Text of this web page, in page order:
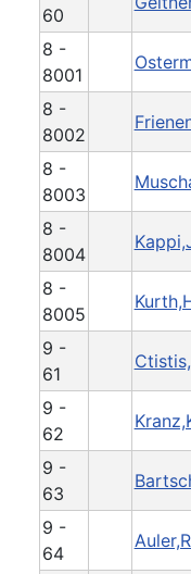
60
8 -
8001
8 -
8002
8 -
8003
8 -
8004
8 -
8005
9 -
61
9 -
62
9 -
63
9 -
64